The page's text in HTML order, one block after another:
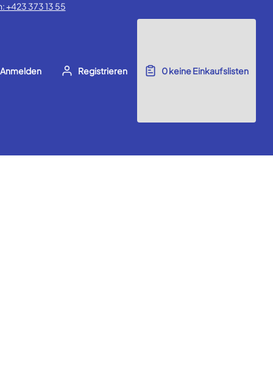
+423 373 13 55
Anmelden Registrieren 0keine Einkaufslisten